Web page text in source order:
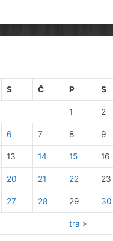
S Č P S
tra »
1 2
6 7 8 9
13 14 15 16
20 21 22 23
27 28 29 30